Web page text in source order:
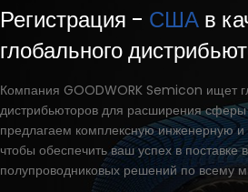
Регистрация - США в
глобального
Компания GOODWORK Semicon ищет
дистрибьюторов для расширения
предлагаем комплексную инженерную и
чтобы обеспечить ваш успех в поставке
полупроводниковых решений по всему